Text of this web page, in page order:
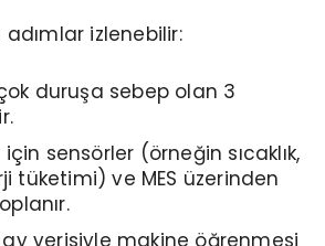
izlenebilir:
duruşa sebep olan 3
sensörler (örneğin sıcaklık,
tüketimi) ve MES üzerinden
verisiyle makine öğrenmesi